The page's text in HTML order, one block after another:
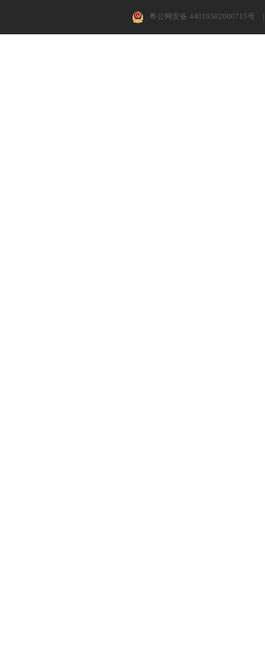
粤公网安备 44010502000715号 |